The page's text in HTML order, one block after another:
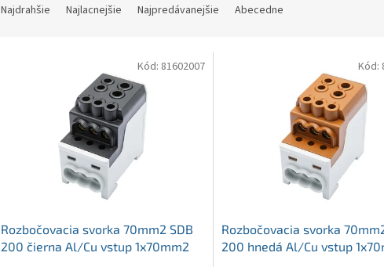
Najdrahšie Najlacnejšie Najpredávanejšie Abecedne
Rozbočovacia svorka 70mm2 SDB
200 čierna Al/Cu vstup 1x70mm2
Kód: 81602007
Rozbočovacia svorka
200 hnedá Al/Cu vstup
Kód: